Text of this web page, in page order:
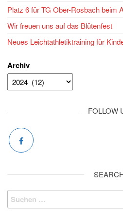
Platz 6 für TG Ober-Rosbach beim
Wir freuen uns auf das Blütenfest
Neues Leichtathletiktraining für
Archiv
FOLLOW
Suchen
nach: